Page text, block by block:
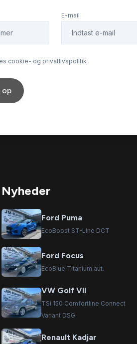
E-mail
cookie- og privatlivspolitik
op
Nyheder
Ford Puma
EcoBoost ST-Line DCT
Ford Focus
EcoBlue Titanium aut.
VW Golf VII
TSi 150 Comfortline Connect
Variant DSG
Renault Kadjar